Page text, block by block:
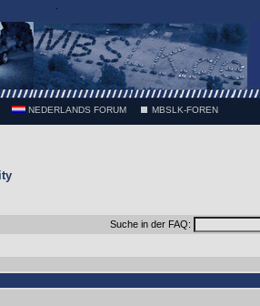
NEDERLANDS FORUM MBSLK-FOREN
Suche in der FAQ: